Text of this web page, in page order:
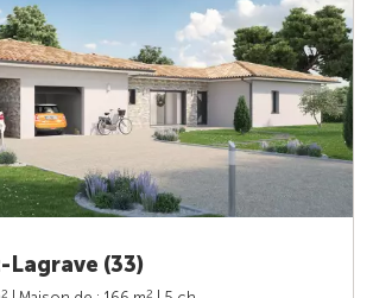
(33)
2 2